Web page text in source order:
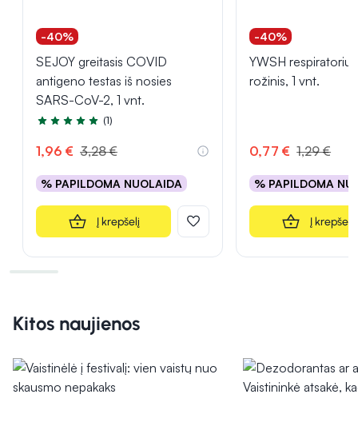
-40%
SEJOY greitasis COVID
antigeno testas iš nosies
SARS-CoV-2, 1 vnt.
Įvertinimas 5.0 iš 5
(1)
1,96 € 3,28 €
% PAPILDOMA NUOLAIDA
Į krepšelį
-40%
YWSH
rožinis, 1 vnt.
0,77 € 1,29 €
% PAPILDOMA
Į krepšelį
Kitos naujienos